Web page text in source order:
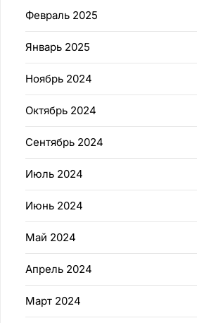
Февраль 2025
Январь 2025
Ноябрь 2024
Октябрь 2024
Сентябрь 2024
Июль 2024
Июнь 2024
Май 2024
Апрель 2024
Март 2024